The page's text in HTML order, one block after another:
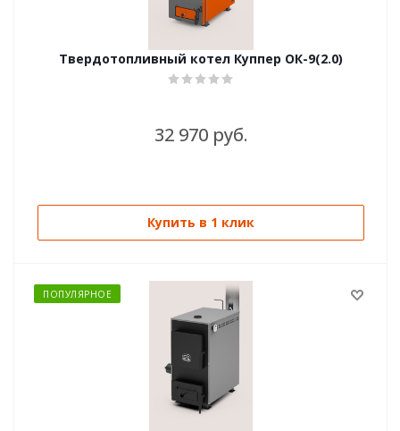
Твердотопливный котел Куппер ОК-9(2.0)
32 970 руб.
Купить в 1 клик
ПОПУЛЯРНОЕ